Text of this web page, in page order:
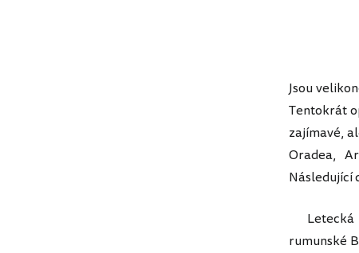
Jsou
Tentokrát
zajímavé,
Oradea,
Následující
Letecká
rumunské